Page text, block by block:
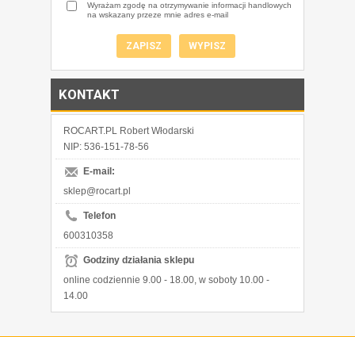
Wyrażam zgodę na otrzymywanie informacji handlowych
na wskazany przeze mnie adres e-mail
KONTAKT
ROCART.PL Robert Włodarski
NIP: 536-151-78-56
E-mail:
sklep@rocart.pl
Telefon
600310358
Godziny działania sklepu
online codziennie 9.00 - 18.00, w soboty 10.00 -
14.00